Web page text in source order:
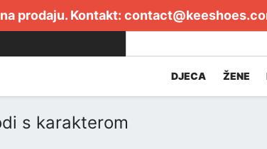
prodaju. Kontakt:
DJECA ŽENE
s karakterom